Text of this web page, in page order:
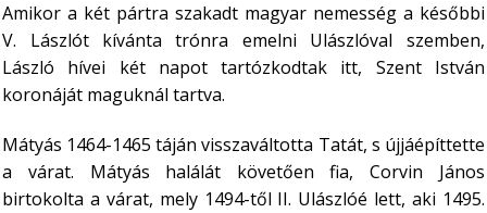
Amikor a két pártra szakadt magyar nemesség a későbbi
V. Lászlót kívánta trónra emelni Ulászlóval szemben,
László hívei két napot tartózkodtak itt, Szent István
koronáját maguknál tartva.
Mátyás 1464-1465 táján visszaváltotta Tatát, s újjáépíttette
a várat. Mátyás halálát követően fia, Corvin János
birtokolta a várat, mely 1494-től II. Ulászlóé lett, aki 1495.